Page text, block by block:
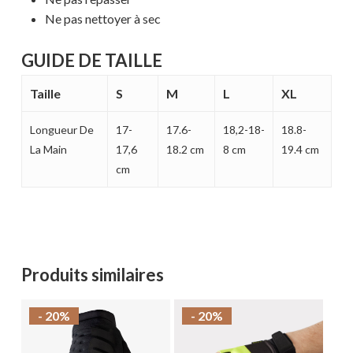
MAGASINER EN LIGNE
Ne pas nettoyer à sec
GUIDE DE TAILLE
Taille S M L XL
Longueur De
La Main
17-
17,6
cm
17.6-
18.2 cm
18,2-18-
8 cm
18.8-
19.4 cm
Produits similaires
- 20% - 20%